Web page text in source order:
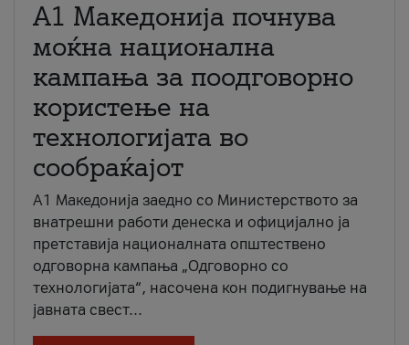
A1 Македонија почнува
моќна национална
кампања за поодговорно
користење на
технологијата во
сообраќајот
A1 Македонија заедно со Министерството за
внатрешни работи денеска и официјално ја
претставија националната општествено
одговорна кампања „Одговорно со
технологијата“, насочена кон подигнување на
јавната свест...